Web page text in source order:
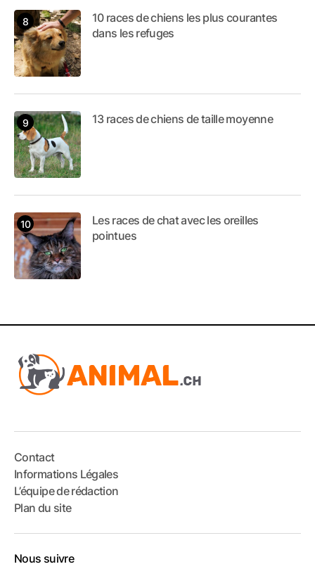
10 races de chiens les plus courantes
dans les refuges
13 races de chiens de taille moyenne
Les races de chat avec les oreilles
pointues
Contact
Informations Légales
L’équipe de rédaction
Plan du site
Nous suivre